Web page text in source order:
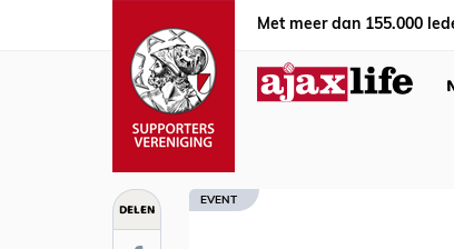
Met meer dan 155.000
DELEN EVENT